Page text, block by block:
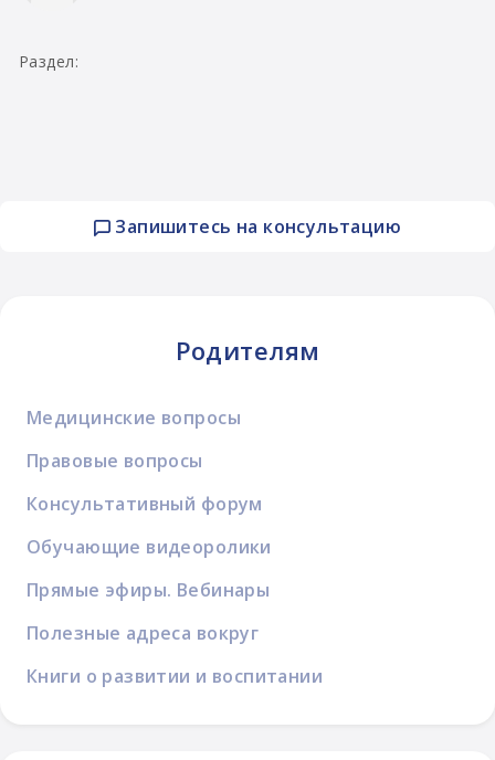
Запишитесь на консультацию
Родителям
Медицинские вопросы
Правовые вопросы
Консультативный форум
Обучающие видеоролики
Прямые эфиры. Вебинары
Полезные адреса вокруг
Книги о развитии и воспитании
Раздел: